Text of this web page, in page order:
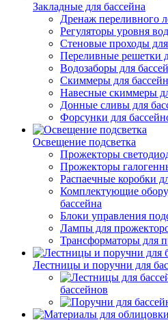
Закладные для бассейна
Дренаж переливного
Регуляторы уровня
Стеновые проходы
Переливные решетки
Водозаборы для
Скиммеры для
Навесные скиммеры
Донные сливы для
Форсунки для
Освещение подсветка
Прожекторы
Прожекторы
Распаечные коробки
Комплектующие
бассейна
Блоки управления
Лампы для
Трансформаторы для
Лестницы и поручни для
бассейнов